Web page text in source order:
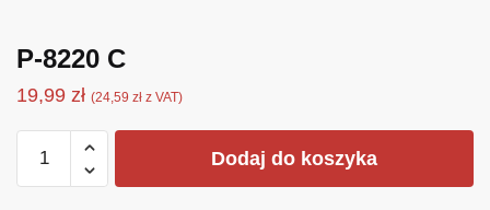
P-8220 C
19,99 zł (24,59 zł z VAT)
Dodaj do koszyka